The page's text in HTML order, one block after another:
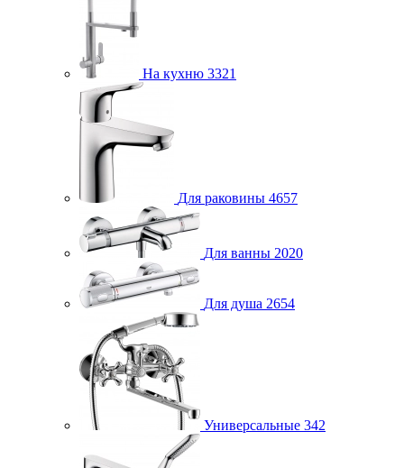
На кухню 3321
Для раковины 4657
Для ванны 2020
Для душа 2654
Универсальные 342